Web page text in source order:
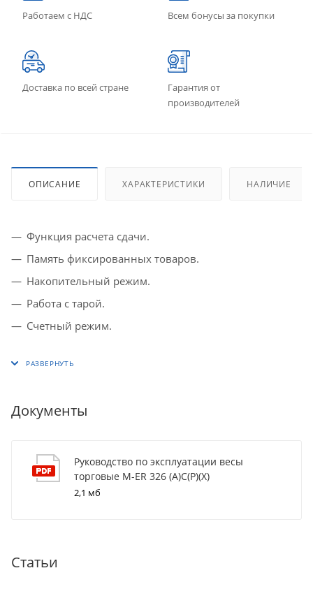
Работаем с НДС Всем бонусы за покупки
Доставка по всей стране
Гарантия от
производителей
ОПИСАНИЕ ХАРАКТЕРИСТИКИ НАЛИЧИЕ
Функция расчета сдачи.
Память фиксированных товаров.
Накопительный режим.
Работа с тарой.
Счетный режим.
Документы
Руководство по эксплуатации весы
торговые M-ER 326 (A)C(P)(X)
2,1 мб
Статьи